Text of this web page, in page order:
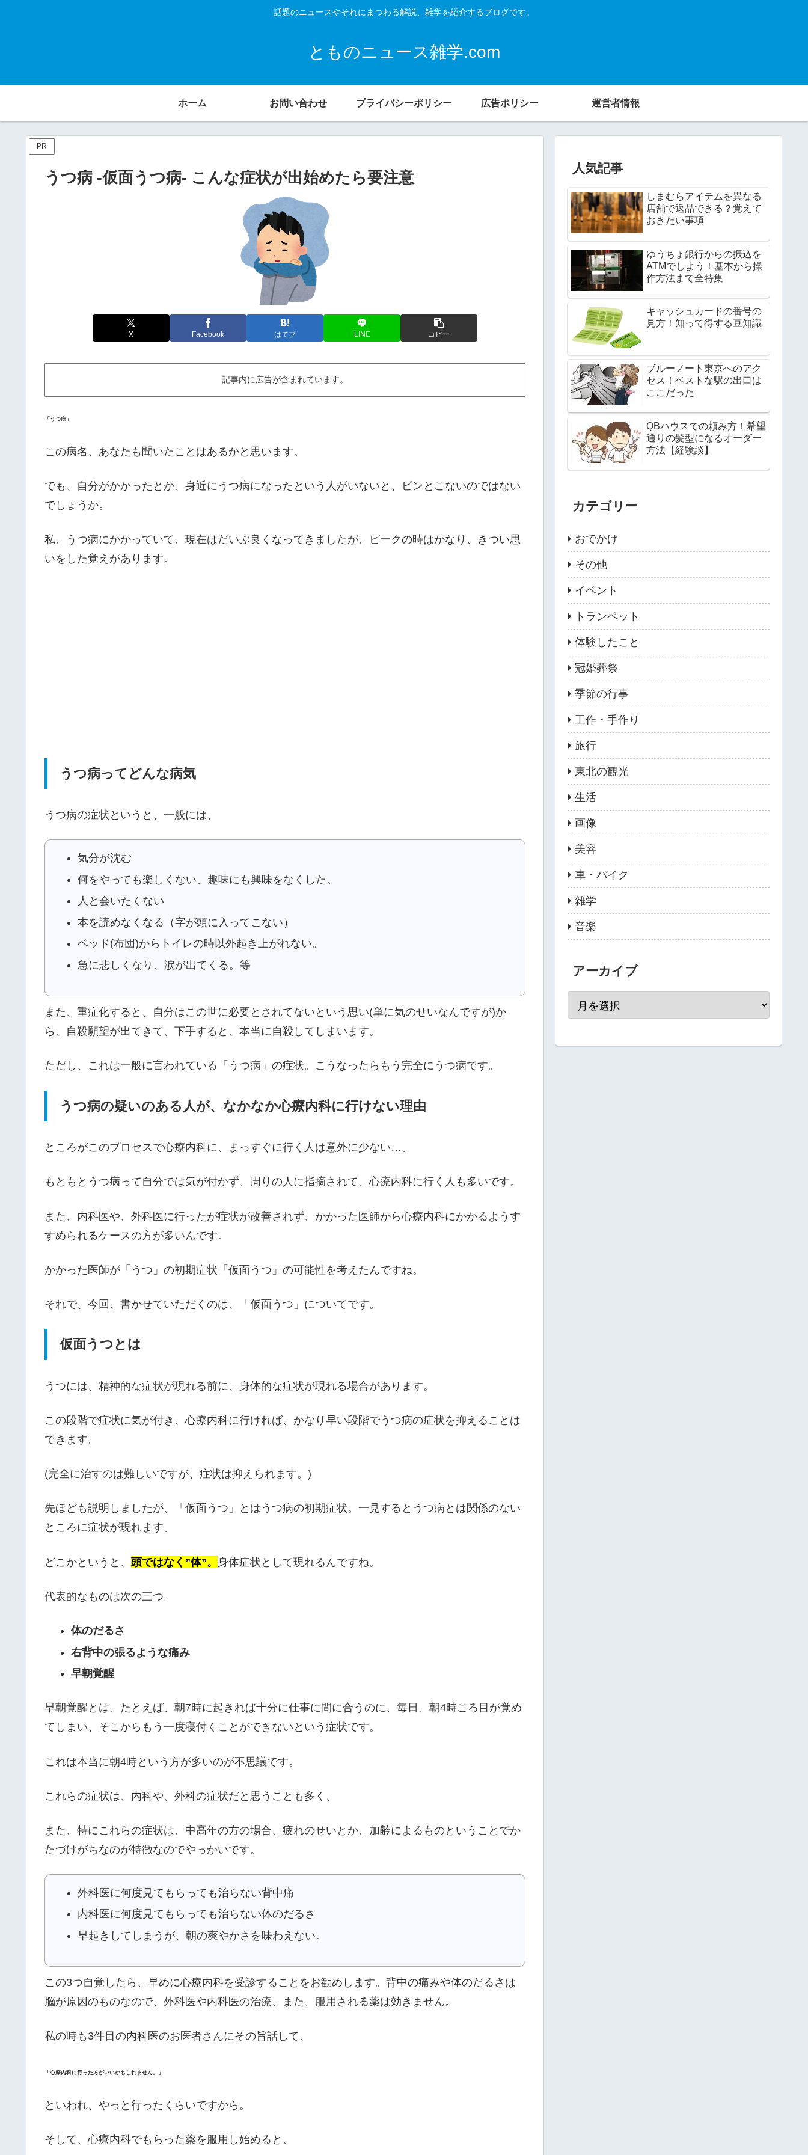
話題のニュースやそれにまつわる解説、雑学を紹介するブログです。
とものニュース雑学.com
ホーム お問い合わせ プライバシーポリシー 広告ポリシー 運営者情報
PR
うつ病 -仮面うつ病- こんな症状が出始めたら要注意
X Facebook はてブ LINE コピー
記事内に広告が含まれています。
「うつ病」
この病名、あなたも聞いたことはあるかと思います。
でも、自分がかかったとか、身近にうつ病になったという人がいないと、ピンとこないのではない
でしょうか。
私、うつ病にかかっていて、現在はだいぶ良くなってきましたが、ピークの時はかなり、きつい思
いをした覚えがあります。
うつ病ってどんな病気
うつ病の症状というと、一般には、
気分が沈む
何をやっても楽しくない、趣味にも興味をなくした。
人と会いたくない
本を読めなくなる（字が頭に入ってこない）
ベッド(布団)からトイレの時以外起き上がれない。
急に悲しくなり、涙が出てくる。等
また、重症化すると、自分はこの世に必要とされてないという思い(単に気のせいなんですが)か
ら、自殺願望が出てきて、下手すると、本当に自殺してしまいます。
ただし、これは一般に言われている「うつ病」の症状。こうなったらもう完全にうつ病です。
うつ病の疑いのある人が、なかなか心療内科に行けない理由
ところがこのプロセスで心療内科に、まっすぐに行く人は意外に少ない…。
もともとうつ病って自分では気が付かず、周りの人に指摘されて、心療内科に行く人も多いです。
また、内科医や、外科医に行ったが症状が改善されず、かかった医師から心療内科にかかるようす
すめられるケースの方が多いんです。
かかった医師が「うつ」の初期症状「仮面うつ」の可能性を考えたんですね。
それで、今回、書かせていただくのは、「仮面うつ」についてです。
仮面うつとは
うつには、精神的な症状が現れる前に、身体的な症状が現れる場合があります。
この段階で症状に気が付き、心療内科に行ければ、かなり早い段階でうつ病の症状を抑えることは
できます。
(完全に治すのは難しいですが、症状は抑えられます。)
先ほども説明しましたが、「仮面うつ」とはうつ病の初期症状。一見するとうつ病とは関係のない
ところに症状が現れます。
どこかというと、 頭ではなく”体”。 身体症状として現れるんですね。
代表的なものは次の三つ。
体のだるさ
右背中の張るような痛み
早朝覚醒
早朝覚醒とは、たとえば、朝7時に起きれば十分に仕事に間に合うのに、毎日、朝4時ころ目が覚め
てしまい、そこからもう一度寝付くことができないという症状です。
これは本当に朝4時という方が多いのが不思議です。
これらの症状は、内科や、外科の症状だと思うことも多く、
また、特にこれらの症状は、中高年の方の場合、疲れのせいとか、加齢によるものということでか
たづけがちなのが特徴なのでやっかいです。
外科医に何度見てもらっても治らない背中痛
内科医に何度見てもらっても治らない体のだるさ
早起きしてしまうが、朝の爽やかさを味わえない。
この3つ自覚したら、早めに心療内科を受診することをお勧めします。背中の痛みや体のだるさは
脳が原因のものなので、外科医や内科医の治療、また、服用される薬は効きません。
私の時も3件目の内科医のお医者さんにその旨話して、
「心療内科に行った方がいいかもしれません。」
といわれ、やっと行ったくらいですから。
そして、心療内科でもらった薬を服用し始めると、
人気記事
しまむらアイテムを異なる
店舗で返品できる？覚えて
おきたい事項
ゆうちょ銀行からの振込を
ATMでしよう！基本から操
作方法まで全特集
キャッシュカードの番号の
見方！知って得する豆知識
ブルーノート東京へのアク
セス！ベストな駅の出口は
ここだった
QBハウスでの頼み方！希望
通りの髪型になるオーダー
方法【経験談】
カテゴリー
おでかけ
その他
イベント
トランペット
体験したこと
冠婚葬祭
季節の行事
工作・手作り
旅行
東北の観光
生活
画像
美容
車・バイク
雑学
音楽
アーカイブ